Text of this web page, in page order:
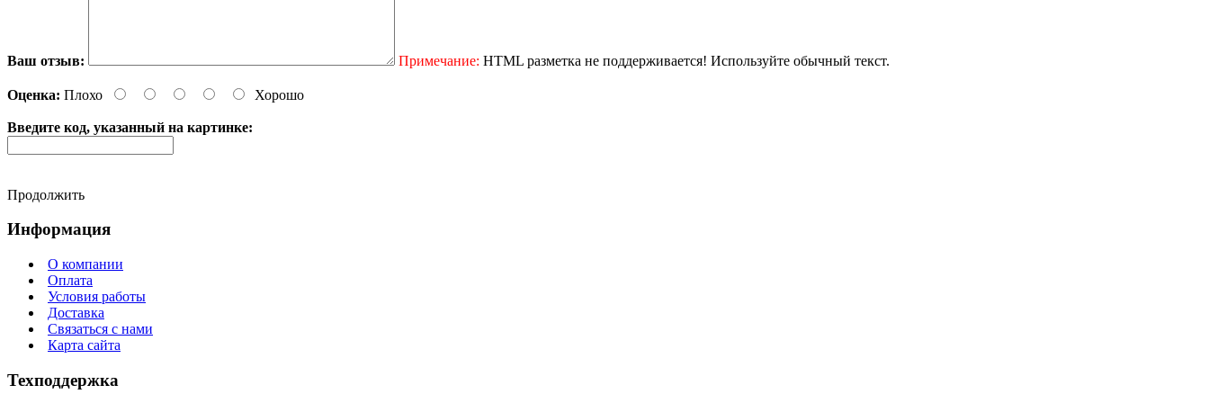
Ваш отзыв: Примечание: HTML разметка не поддерживается! Используйте обычный текст.
Оценка: Плохо Хорошо
Введите код, указанный на картинке:
Продолжить
Информация
О компании
Оплата
Условия работы
Доставка
Связаться с нами
Карта сайта
Техподдержка